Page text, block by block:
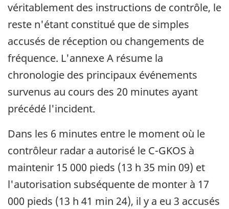
véritablement des instructions de contrôle, le
reste n'étant constitué que de simples
accusés de réception ou changements de
fréquence. L'annexe A résume la
chronologie des principaux événements
survenus au cours des 20 minutes ayant
précédé l'incident.
Dans les 6 minutes entre le moment où le
contrôleur radar a autorisé le C-GKOS à
maintenir 15 000 pieds (13 h 35 min 09) et
l'autorisation subséquente de monter à 17
000 pieds (13 h 41 min 24), il y a eu 3 accusés